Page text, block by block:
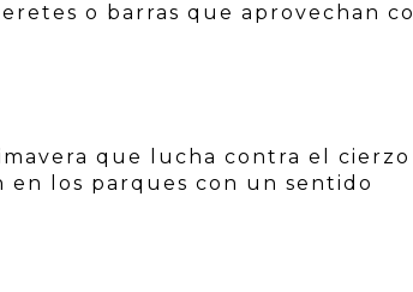
o barras que aprovechan
que lucha contra el cierzo
los parques con un sentido